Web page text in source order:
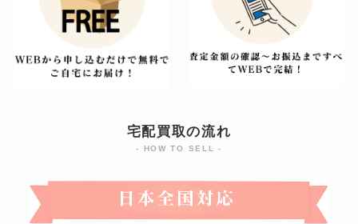
宅配買取の流れ
- HOW TO SELL -